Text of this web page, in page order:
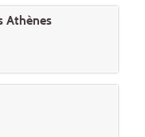
Athènes